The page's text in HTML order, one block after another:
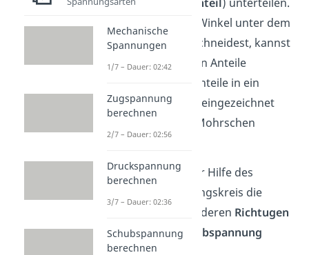
Abhängig von dem Winkel unter dem
du den Körper freischneidest, kannst
du die verschiedenen Anteile
bestimmen. Diese Anteile in ein
Koordinatensystem eingezeichnet
ergeben dann den Mohrschen
Spannungskreis.
So kannst du mit der Hilfe des
Mohrschen Spannungskreis die
, deren Richtugen
und die größteSchubspannung
ablesen.
Mechanische
Spannungen
1/7 – Dauer: 02:42
Zugspannung
berechnen
2/7 – Dauer: 02:56
Druckspannung
berechnen
3/7 – Dauer: 02:36
Schubspannung
berechnen